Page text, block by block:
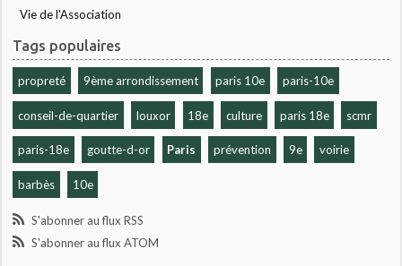
Vie de l'Association
Tags populaires
propreté 9ème arrondissement paris 10e paris-10e
conseil-de-quartier louxor 18e culture paris 18e scmr
paris-18e goutte-d-or Paris prévention 9e voirie
barbès 10e
S'abonner au flux RSS
S'abonner au flux ATOM